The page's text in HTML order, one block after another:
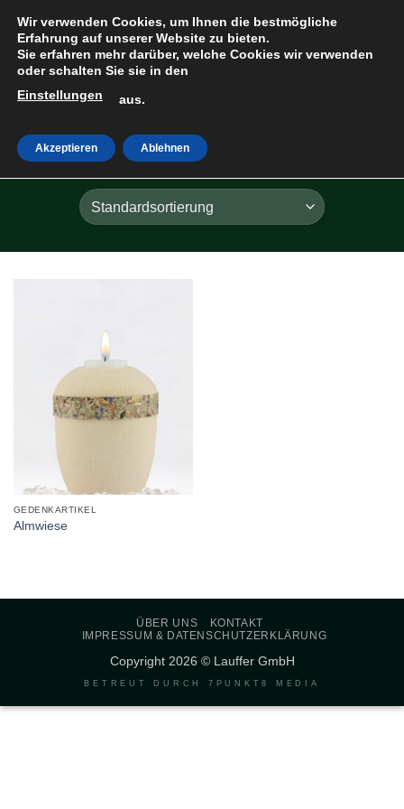
Inhalt
springen
HOME
FILTER
GEDENKARTIKEL
Almwiese
ÜBER UNS
KONTAKT
IMPRESSUM & DATENSCHUTZERKLÄRUNG
Copyright 2026 © Lauffer GmbH
BETREUT DURCH 7PUNKT8 MEDIA
Wir verwenden Cookies, um Ihnen die bestmögliche
Erfahrung auf unserer Website zu bieten.
Sie erfahren mehr darüber, welche Cookies wir verwenden
oder schalten Sie sie in den
Einstellungen
aus.
Akzeptieren Ablehnen